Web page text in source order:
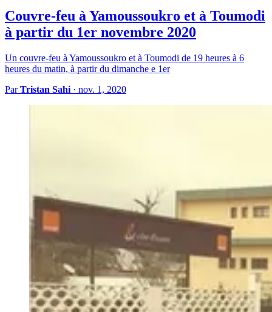
Couvre-feu à Yamoussoukro et à Toumodi
à partir du 1er novembre 2020
Un couvre-feu à Yamoussoukro et à Toumodi de 19 heures à 6
heures du matin, à partir du dimanche e 1er
ParTristan Sahi · nov. 1, 2020